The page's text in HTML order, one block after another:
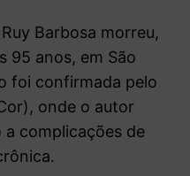
Barbosa morreu,
95 anos, em São
foi confirmada pelo
onde o autor
complicações de